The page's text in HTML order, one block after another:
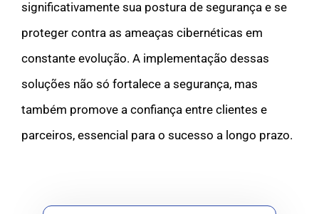
significativamente sua postura de segurança e se
proteger contra as ameaças cibernéticas em
constante evolução. A implementação dessas
soluções não só fortalece a segurança, mas
também promove a confiança entre clientes e
parceiros, essencial para o sucesso a longo prazo.